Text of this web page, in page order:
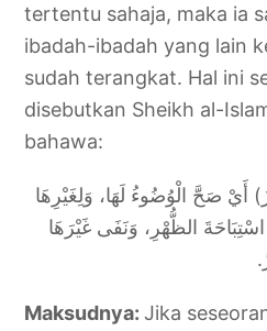
tertentu sahaja, maka ia
ibadah-ibadah yang lain
sudah terangkat. Hal ini
disebutkan Sheikh al-
bahawa:
أَيْ صَحَّ الْوُضُوءُ لَهَا، وَلِغَيْرِهَا
الظُّهْرِ، وَنَفَى غَيْرَهَا
Maksudnya:Jika